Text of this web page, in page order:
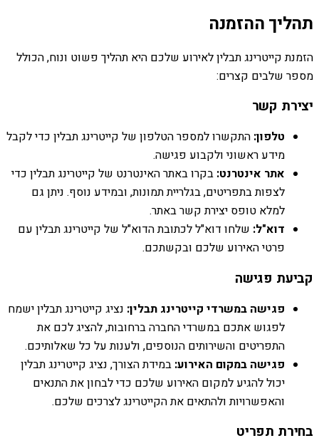
תהליך ההזמנה
הזמנת קייטרינג תבלין לאירוע שלכם היא תהליך פשוט ונוח, הכולל
מספר שלבים קצרים:
יצירת קשר
טלפון: התקשרו למספר הטלפון של קייטרינג תבלין כדי לקבל
מידע ראשוני ולקבוע פגישה.
אתר אינטרנט: בקרו באתר האינטרנט של קייטרינג תבלין כדי
לצפות בתפריטים, בגלריית תמונות, ובמידע נוסף. ניתן גם
למלא טופס יצירת קשר באתר.
דוא"ל: שלחו דוא"ל לכתובת הדוא"ל של קייטרינג תבלין עם
פרטי האירוע שלכם ובקשתכם.
קביעת פגישה
פגישה במשרדי קייטרינג תבלין: נציג קייטרינג תבלין ישמח
לפגוש אתכם במשרדי החברה ברחובות, להציג לכם את
התפריטים והשירותים הנוספים, ולענות על כל שאלותיכם.
פגישה במקום האירוע: במידת הצורך, נציג קייטרינג תבלין
יכול להגיע למקום האירוע שלכם כדי לבחון את התנאים
והאפשרויות ולהתאים את הקייטרינג לצרכים שלכם.
בחירת תפריט